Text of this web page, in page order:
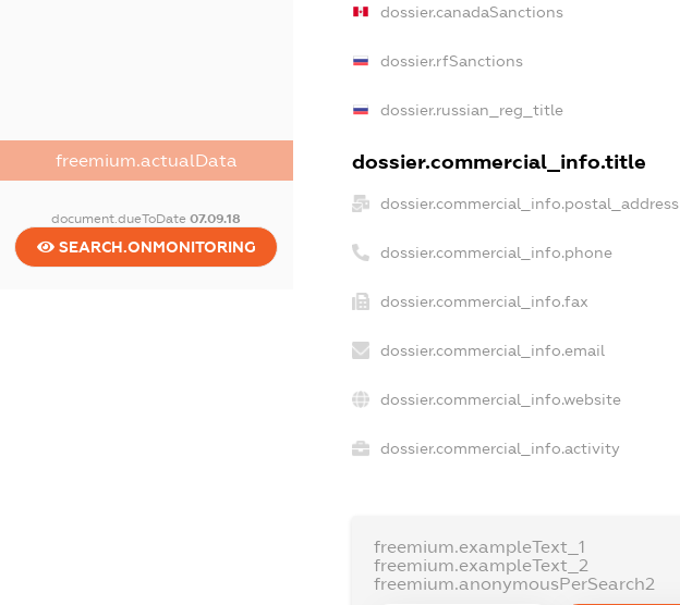
freemium.actualData
document.dueToDate07.09.18
SEARCH.ONMONITORING
dossier.canadaSanctions
dossier.rfSanctions
dossier.russian_reg_title
dossier.commercial_info.title
dossier.commercial_info.postal_address
dossier.commercial_info.phone
dossier.commercial_info.fax
dossier.commercial_info.email
dossier.commercial_info.website
dossier.commercial_info.activity
freemium.exampleText_1
freemium.exampleText_2
freemium.anonymousPerSearch2